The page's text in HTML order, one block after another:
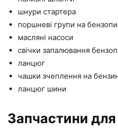
шнури стартера
поршневі групи на
масляні насоси
свічки запалювання
ланцюг
чашки зчеплення на
ланцюг шини
Запчастини